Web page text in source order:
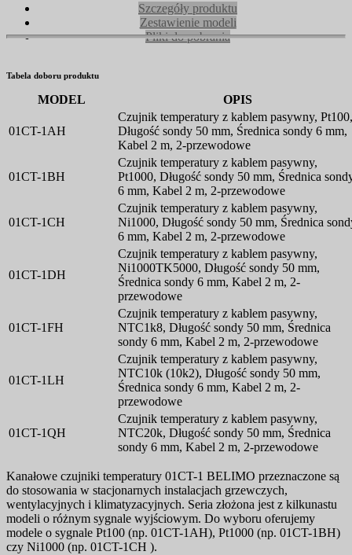
Szczegóły produktu
Zestawienie modeli
Pliki do pobrania
Tabela doboru produktu
MODEL OPIS
01CT-1AH
Czujnik temperatury z kablem pasywny, Pt100,
Długość sondy 50 mm, Średnica sondy 6 mm,
Kabel 2 m, 2-przewodowe
01CT-1BH
Czujnik temperatury z kablem pasywny,
Pt1000, Długość sondy 50 mm, Średnica
6 mm, Kabel 2 m, 2-przewodowe
01CT-1CH
Czujnik temperatury z kablem pasywny,
Ni1000, Długość sondy 50 mm, Średnica
6 mm, Kabel 2 m, 2-przewodowe
01CT-1DH
Czujnik temperatury z kablem pasywny,
Ni1000TK5000, Długość sondy 50 mm,
Średnica sondy 6 mm, Kabel 2 m, 2-
przewodowe
01CT-1FH
Czujnik temperatury z kablem pasywny,
NTC1k8, Długość sondy 50 mm, Średnica
sondy 6 mm, Kabel 2 m, 2-przewodowe
01CT-1LH
Czujnik temperatury z kablem pasywny,
NTC10k (10k2), Długość sondy 50 mm,
Średnica sondy 6 mm, Kabel 2 m, 2-
przewodowe
01CT-1QH
Czujnik temperatury z kablem pasywny,
NTC20k, Długość sondy 50 mm, Średnica
sondy 6 mm, Kabel 2 m, 2-przewodowe
Kanałowe czujniki temperatury 01CT-1 BELIMO przeznaczone są
do stosowania w stacjonarnych instalacjach grzewczych,
wentylacyjnych i klimatyzacyjnych. Seria złożona jest z kilkunastu
modeli o różnym sygnale wyjściowym. Do wyboru oferujemy
modele o sygnale Pt100 (np. 01CT-1AH), Pt1000 (np. 01CT-1BH)
czy Ni1000 (np. 01CT-1CH ).